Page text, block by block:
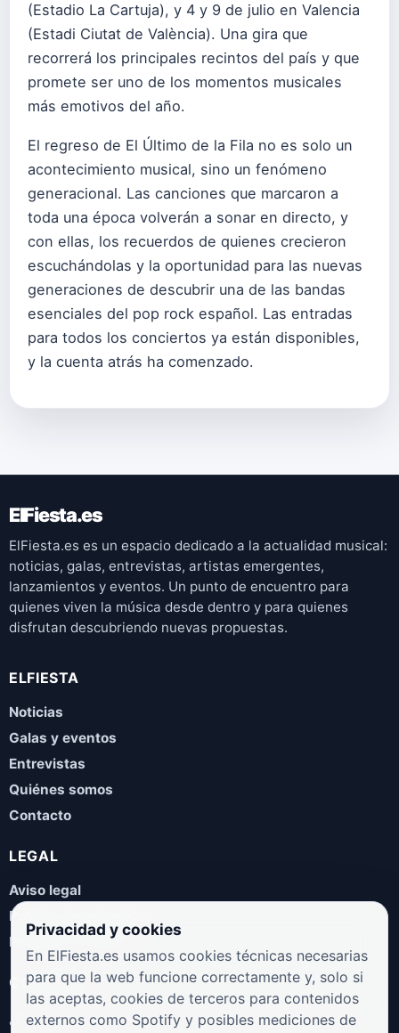
(Estadio La Cartuja), y 4 y 9 de julio en Valencia
(Estadi Ciutat de València). Una gira que
recorrerá los principales recintos del país y que
promete ser uno de los momentos musicales
más emotivos del año.
El regreso de El Último de la Fila no es solo un
acontecimiento musical, sino un fenómeno
generacional. Las canciones que marcaron a
toda una época volverán a sonar en directo, y
con ellas, los recuerdos de quienes crecieron
escuchándolas y la oportunidad para las nuevas
generaciones de descubrir una de las bandas
esenciales del pop rock español. Las entradas
para todos los conciertos ya están disponibles,
y la cuenta atrás ha comenzado.
ElFiesta.es
ElFiesta.es es un espacio dedicado a la actualidad musical:
noticias, galas, entrevistas, artistas emergentes,
lanzamientos y eventos. Un punto de encuentro para
quienes viven la música desde dentro y para quienes
disfrutan descubriendo nuevas propuestas.
ELFIESTA
Noticias
Galas y eventos
Entrevistas
Quiénes somos
Contacto
LEGAL
Aviso legal
Política de privacidad
Política de cookies
COLABORA
¿Eres artista, manager, sello o promotor? Envíanos tus
Privacidad y cookies
En ElFiesta.es usamos cookies técnicas necesarias
para que la web funcione correctamente y, solo si
las aceptas, cookies de terceros para contenidos
externos como Spotify y posibles mediciones de